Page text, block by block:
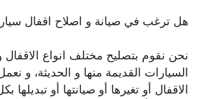
هل ترغب في صيانة و اصلاح اقفال
نحن نقوم بتصليح مختلف انواع الاقفال
السيارات القديمة منها و الحديثة، و
الاقفال أو تغيرها أو صيانتها أو